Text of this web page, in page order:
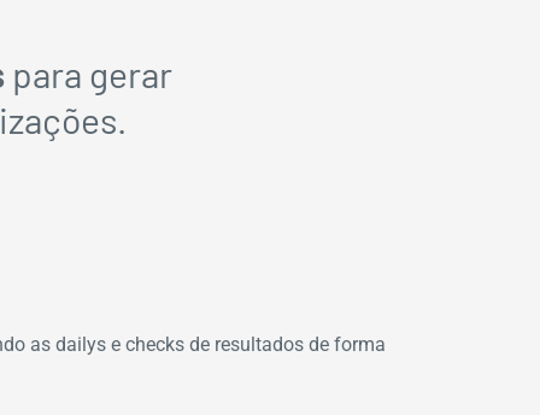
para gerar
as dailys e checks de resultados de forma